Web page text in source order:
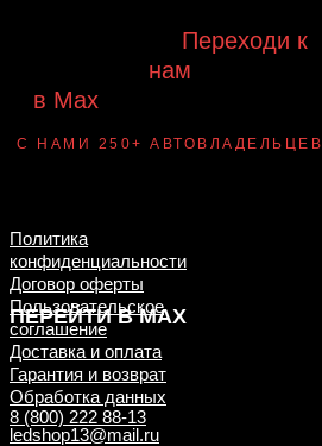
Переходи к
нам
в Max
С НАМИ 250+ АВТОВЛАДЕЛЬЦЕВ
ПЕРЕЙТИ В MAX
Политика
конфиденциальности
Договор оферты
Пользовательское
соглашение
Доставка и оплата
Гарантия и возврат
Обработка данных
8 (800) 222 88-13
ledshop13@mail.ru